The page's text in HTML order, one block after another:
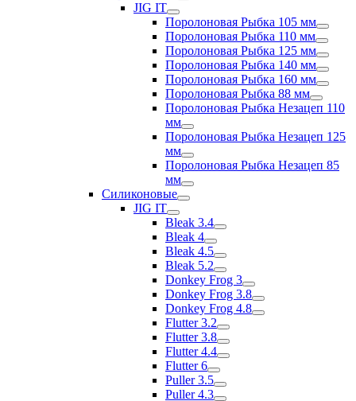
JIG IT
Поролоновая Рыбка 105 мм
Поролоновая Рыбка 110 мм
Поролоновая Рыбка 125 мм
Поролоновая Рыбка 140 мм
Поролоновая Рыбка 160 мм
Поролоновая Рыбка 88 мм
Поролоновая Рыбка Незацеп 110
мм
Поролоновая Рыбка Незацеп 125
мм
Поролоновая Рыбка Незацеп 85
мм
Силиконовые
JIG IT
Bleak 3.4
Bleak 4
Bleak 4.5
Bleak 5.2
Donkey Frog 3
Donkey Frog 3.8
Donkey Frog 4.8
Flutter 3.2
Flutter 3.8
Flutter 4.4
Flutter 6
Puller 3.5
Puller 4.3